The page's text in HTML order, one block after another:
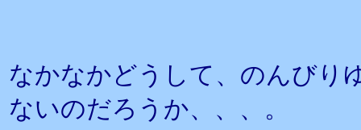
なかなかどうして、のんびり
ないのだろうか、、、。